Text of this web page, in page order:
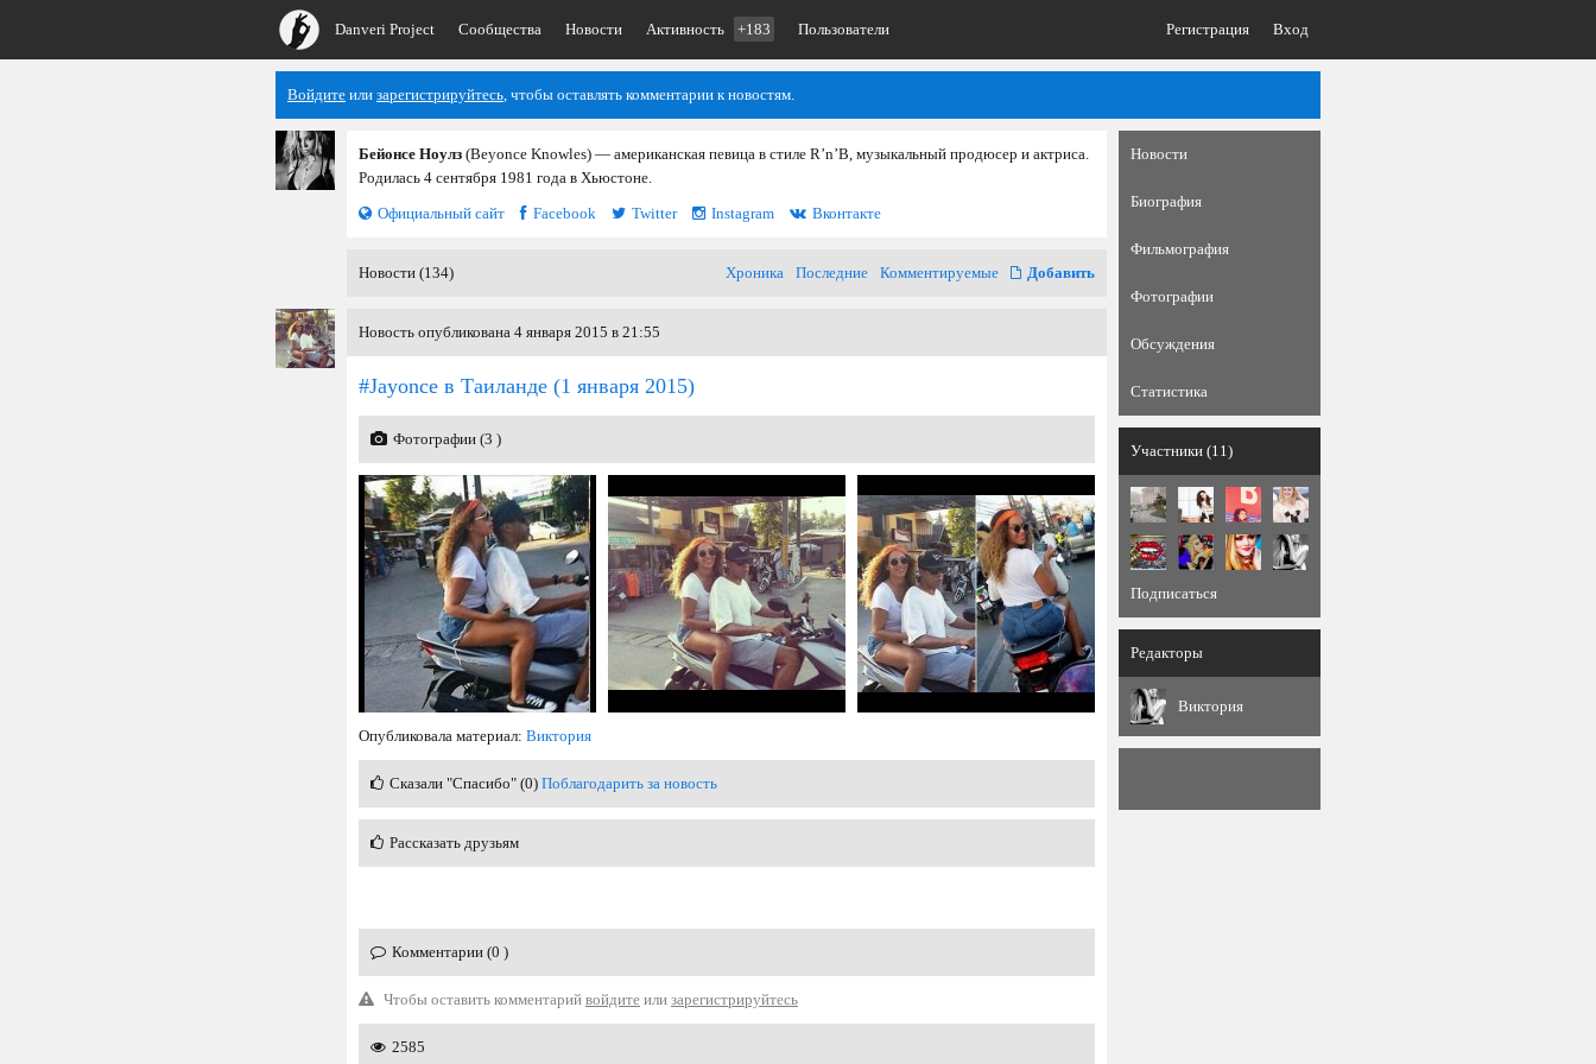
Danveri Project Сообщества Новости Активность +183 Пользователи Регистрация Вход
Войдите или зарегистрируйтесь, чтобы оставлять комментарии к новостям.
Бейонсе Ноулз (Beyonce Knowles) — американская певица в стиле R’n’B, музыкальный продюсер и актриса.
Родилась 4 сентября 1981 года в Хьюстоне.
Официальный сайт
Facebook Twitter Instagram Вконтакте
Новости (134) Хроника Последние Комментируемые Добавить
Новость опубликована 4 января 2015 в 21:55
#Jayonce в Таиланде (1 января 2015)
Фотографии (3 )
Опубликовала материал: Виктория
Сказали "Спасибо" (0) Поблагодарить за новость
Рассказать друзьям
Комментарии (0 )
Чтобы оставить комментарий войдите или зарегистрируйтесь
2585
Новости
Биография
Фильмография
Фотографии
Обсуждения
Статистика
Участники (11)
Подписаться
Редакторы
Виктория